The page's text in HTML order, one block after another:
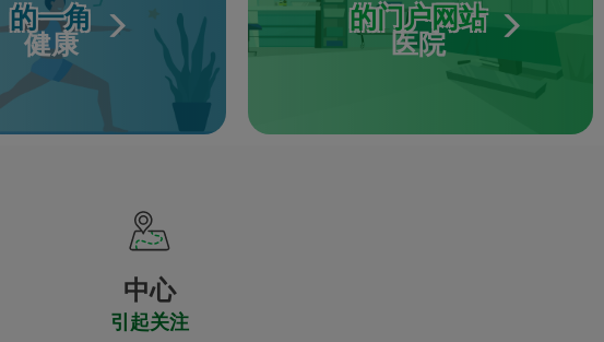
的一角
健康
的门户网站
医院
中心
引起关注